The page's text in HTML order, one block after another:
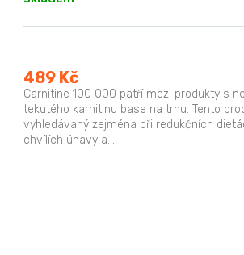
489 Kč
Carnitine 100 000 patří mezi produkty s
tekutého karnitinu base na trhu. Tento
vyhledávaný zejména při redukčních
chvílích únavy a...